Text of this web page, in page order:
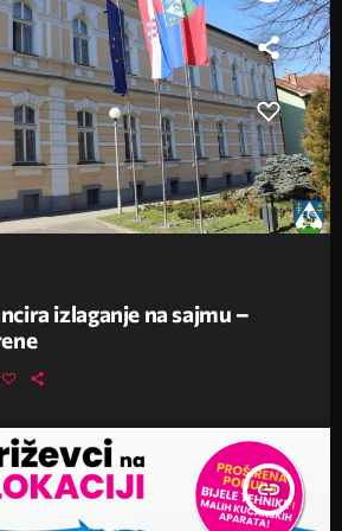
izlaganje na sajmu –
insert_link